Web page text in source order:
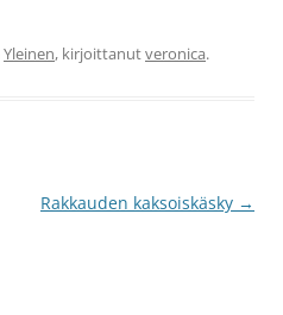
Yleinen, kirjoittanutveronica.
Rakkauden kaksoiskäsky →